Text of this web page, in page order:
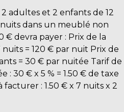
adultes et 2 enfants de 12
dans un meublé non
€ devra payer : Prix de la
= 120 € par nuit Prix de
= 30 € par nuitée Tarif de
: 30 € x 5 % = 1.50 € de taxe
: 1.50 € x 7 nuits x 2